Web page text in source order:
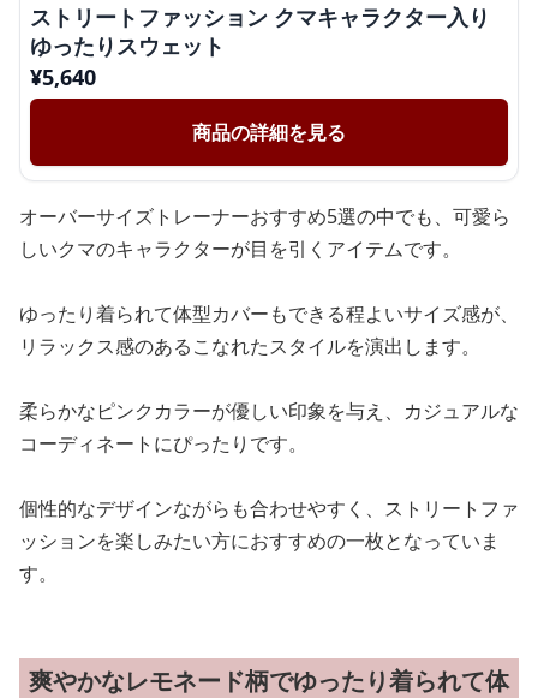
ストリートファッション クマキャラクター入り
ゆったりスウェット
¥5,640
商品の詳細を見る
オーバーサイズトレーナーおすすめ5選の中でも、可愛ら
しいクマのキャラクターが目を引くアイテムです。
ゆったり着られて体型カバーもできる程よいサイズ感が、
リラックス感のあるこなれたスタイルを演出します。
柔らかなピンクカラーが優しい印象を与え、カジュアルな
コーディネートにぴったりです。
個性的なデザインながらも合わせやすく、ストリートファ
ッションを楽しみたい方におすすめの一枚となっていま
す。
爽やかなレモネード柄でゆったり着られて体